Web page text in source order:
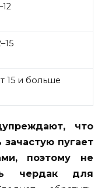
15 и больше
что
пугает
поэтому не
чердак для